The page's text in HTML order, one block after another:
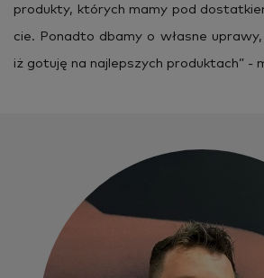
pro­duk­ty, któ­rych mamy pod
cie. Po­nad­to dbamy o wła­sne
iż go­tu­ję na naj­lep­szych pro­duk­tach” -